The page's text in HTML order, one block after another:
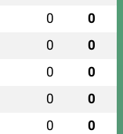
0 0
0 0
0 0
0 0
0 0